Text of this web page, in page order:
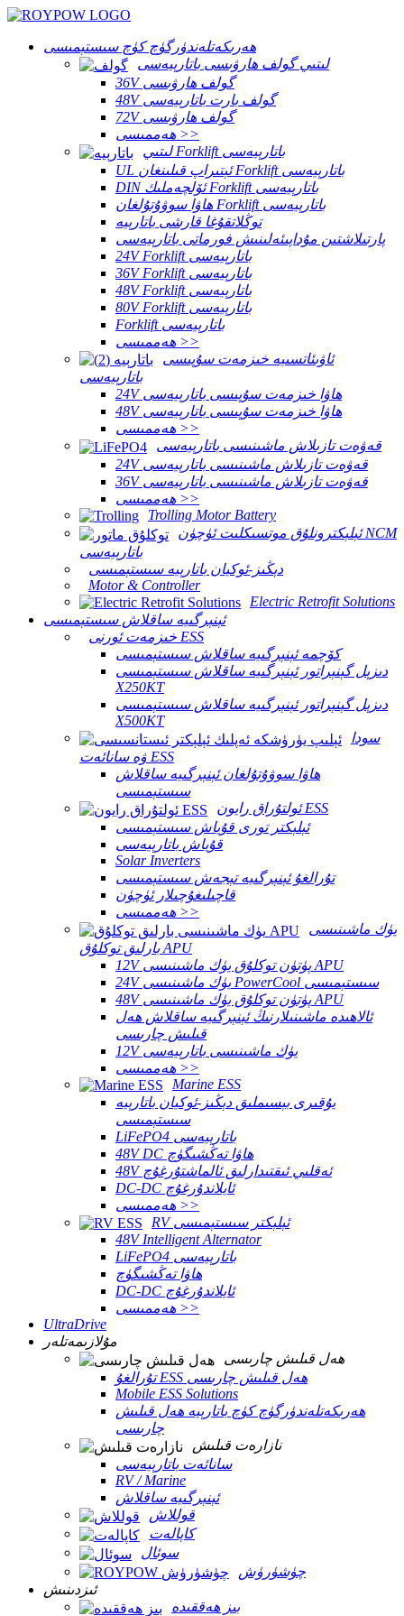
ھەرىكەتلەندۈرگۈچ كۈچ سىستېمىسى
لىتىي گولف ھارۋىسى باتارېيەسى
36V گولف ھارۋىسى
48V گولف بارت باتارېيەسى
72V گولف ھارۋىسى
ھەممىسى >>
لىتىي Forklift باتارېيەسى
UL ئېتىراپ قىلىنغان Forklift باتارېيەسى
DIN ئۆلچەملىك Forklift باتارېيەسى
ھاۋا سوۋۇتۇلغان Forklift باتارېيەسى
توڭلاتقۇغا قارشى باتارېيە
پارتىلاشتىن مۇداپىئەلىنىش فورماتى باتارېيەسى
24V Forklift باتارېيەسى
36V Forklift باتارېيەسى
48V Forklift باتارېيەسى
80V Forklift باتارېيەسى
Forklift باتارېيەسى
ھەممىسى >>
ئاۋىئاتسىيە خىزمەت سۇپىسى
باتارېيەسى
24V ھاۋا خىزمەت سۇپىسى باتارېيەسى
48V ھاۋا خىزمەت سۇپىسى باتارېيەسى
ھەممىسى >>
قەۋەت تازىلاش ماشىنىسى باتارېيەسى
24V قەۋەت تازىلاش ماشىنىسى باتارېيەسى
36V قەۋەت تازىلاش ماشىنىسى باتارېيەسى
ھەممىسى >>
Trolling Motor Battery
ئېلېكترونلۇق موتسىكلىت ئۈچۈن NCM
باتارېيەسى
دېڭىز-ئوكيان باتارېيە سىستېمىسى
Motor & Controller
Electric Retrofit Solutions
ئېنېرگىيە ساقلاش سىستېمىسى
خىزمەت ئورنى ESS
كۆچمە ئېنېرگىيە ساقلاش سىستېمىسى
دىزېل گېنېراتور ئېنېرگىيە ساقلاش سىستېمىسى
X250KT
دىزېل گېنېراتور ئېنېرگىيە ساقلاش سىستېمىسى
X500KT
سودا
ۋە سانائەت ESS
ھاۋا سوۋۇتۇلغان ئېنېرگىيە ساقلاش
سىستېمىسى
ئولتۇراق رايون ESS
ئېلېكتر تورى قۇياش سىستېمىسى
قۇياش باتارېيەسى
Solar Inverters
تۇرالغۇ ئېنېرگىيە تېجەش سىستېمىسى
قاچىلىغۇچىلار ئۈچۈن
ھەممىسى >>
يۈك ماشىنىسى
بارلىق توكلۇق APU
12V پۈتۈن توكلۇق يۈك ماشىنىسى APU
24V يۈك ماشىنىسى PowerCool سىستېمىسى
48V پۈتۈن توكلۇق يۈك ماشىنىسى APU
ئالاھىدە ماشىنىلارنىڭ ئېنېرگىيە ساقلاش ھەل
قىلىش چارىسى
12V يۈك ماشىنىسى باتارېيەسى
ھەممىسى >>
Marine ESS
يۇقىرى بېسىملىق دېڭىز-ئوكيان باتارېيە
سىستېمىسى
LiFePO4 باتارېيەسى
48V DC ھاۋا تەڭشىگۈچ
48V ئەقلىي ئىقتىدارلىق ئالماشتۇرغۇچ
DC-DC ئايلاندۇرغۇچ
ھەممىسى >>
RV ئېلېكتر سىستېمىسى
48V Intelligent Alternator
LiFePO4 باتارېيەسى
ھاۋا تەڭشىگۈچ
DC-DC ئايلاندۇرغۇچ
ھەممىسى >>
UltraDrive
مۇلازىمەتلەر
ھەل قىلىش چارىسى
تۇرالغۇ ESS ھەل قىلىش چارىسى
Mobile ESS Solutions
ھەرىكەتلەندۈرگۈچ كۈچ باتارېيە ھەل قىلىش
چارىسى
نازارەت قىلىش
سانائەت باتارېيەسى
RV / Marine
ئېنېرگىيە ساقلاش
قوللاش
كاپالەت
سوئال
چۈشۈرۈش
ئىزدىنىش
بىز ھەققىدە